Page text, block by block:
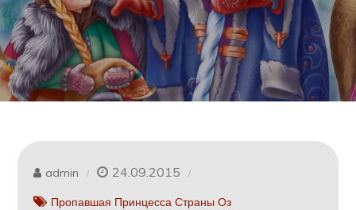
admin 24.09.2015
Пропавшая Принцесса Страны Оз